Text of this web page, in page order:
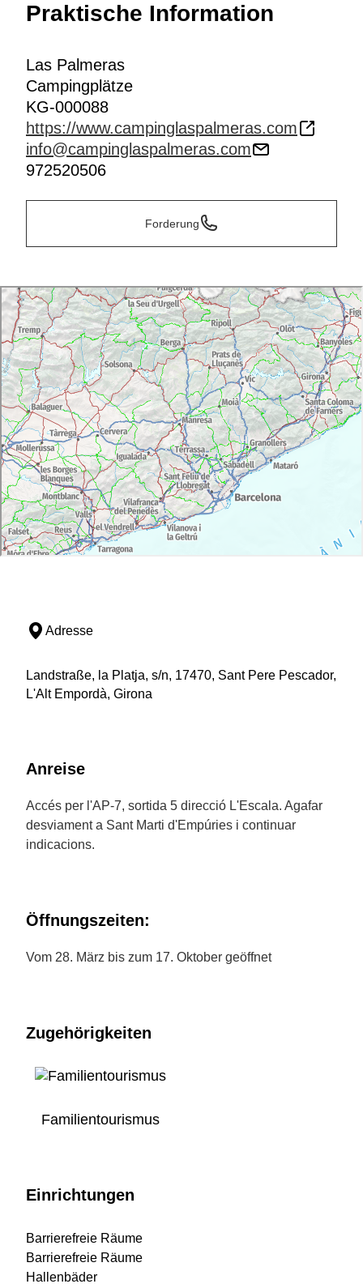
Praktische Information
Las Palmeras
Campingplätze
KG-000088
https://www.campinglaspalmeras.com
info@campinglaspalmeras.com
972520506
Forderung
Adresse
Landstraße, la Platja, s/n, 17470, Sant Pere Pescador,
L'Alt Empordà, Girona
Anreise
Accés per l'AP-7, sortida 5 direcció L'Escala. Agafar
desviament a Sant Marti d'Empúries i continuar
indicacions.
Öffnungszeiten:
Vom 28. März bis zum 17. Oktober geöffnet
Zugehörigkeiten
Familientourismus
Einrichtungen
Barrierefreie Räume
Barrierefreie Räume
Hallenbäder